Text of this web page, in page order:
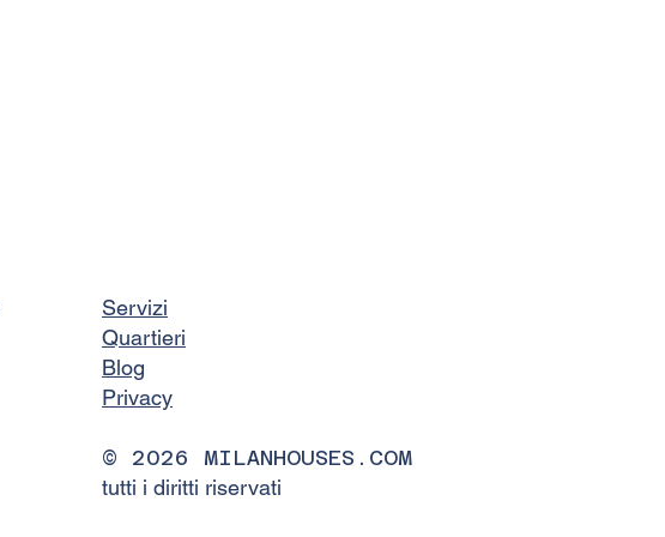
Servizi
Quartieri
Blog
Privacy
© 2026 MILANHOUSES.COM
tutti i diritti riservati